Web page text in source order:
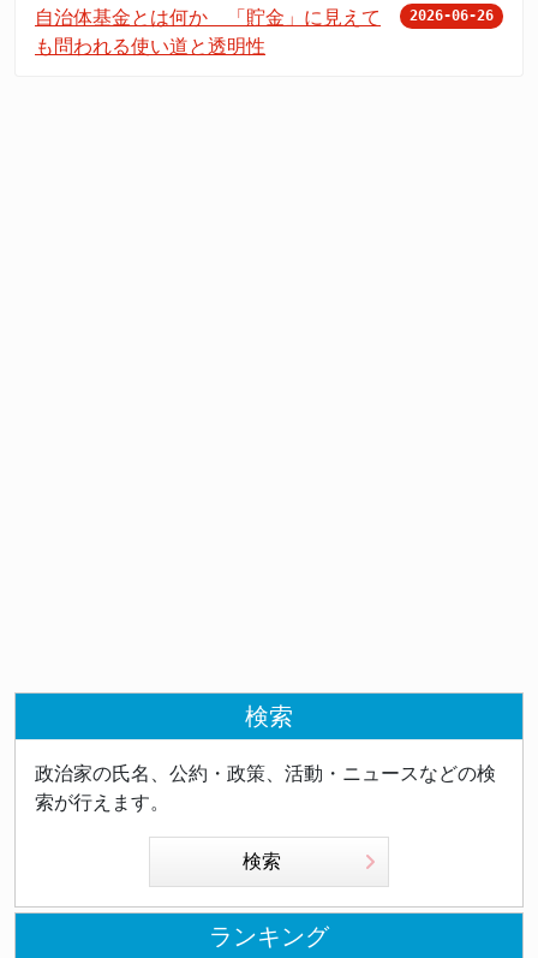
自治体基金とは何か 「貯金」に見えて
も問われる使い道と透明性
2026-06-26
検索
政治家の氏名、公約・政策、活動・ニュースなどの検
索が行えます。
検索
ランキング